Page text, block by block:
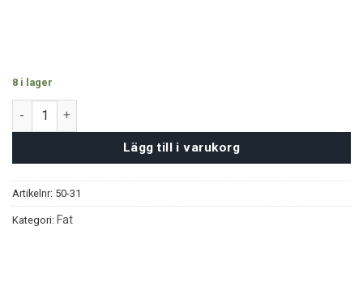
8 i lager
Solros Serveringsfat mängd
Lägg till i varukorg
Artikelnr: 50-31
Kategori: Fat